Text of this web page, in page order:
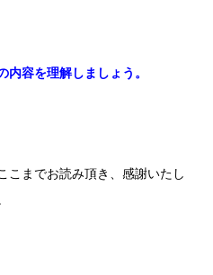
容を理解しましょう。
こまでお読み頂き、感謝いたし